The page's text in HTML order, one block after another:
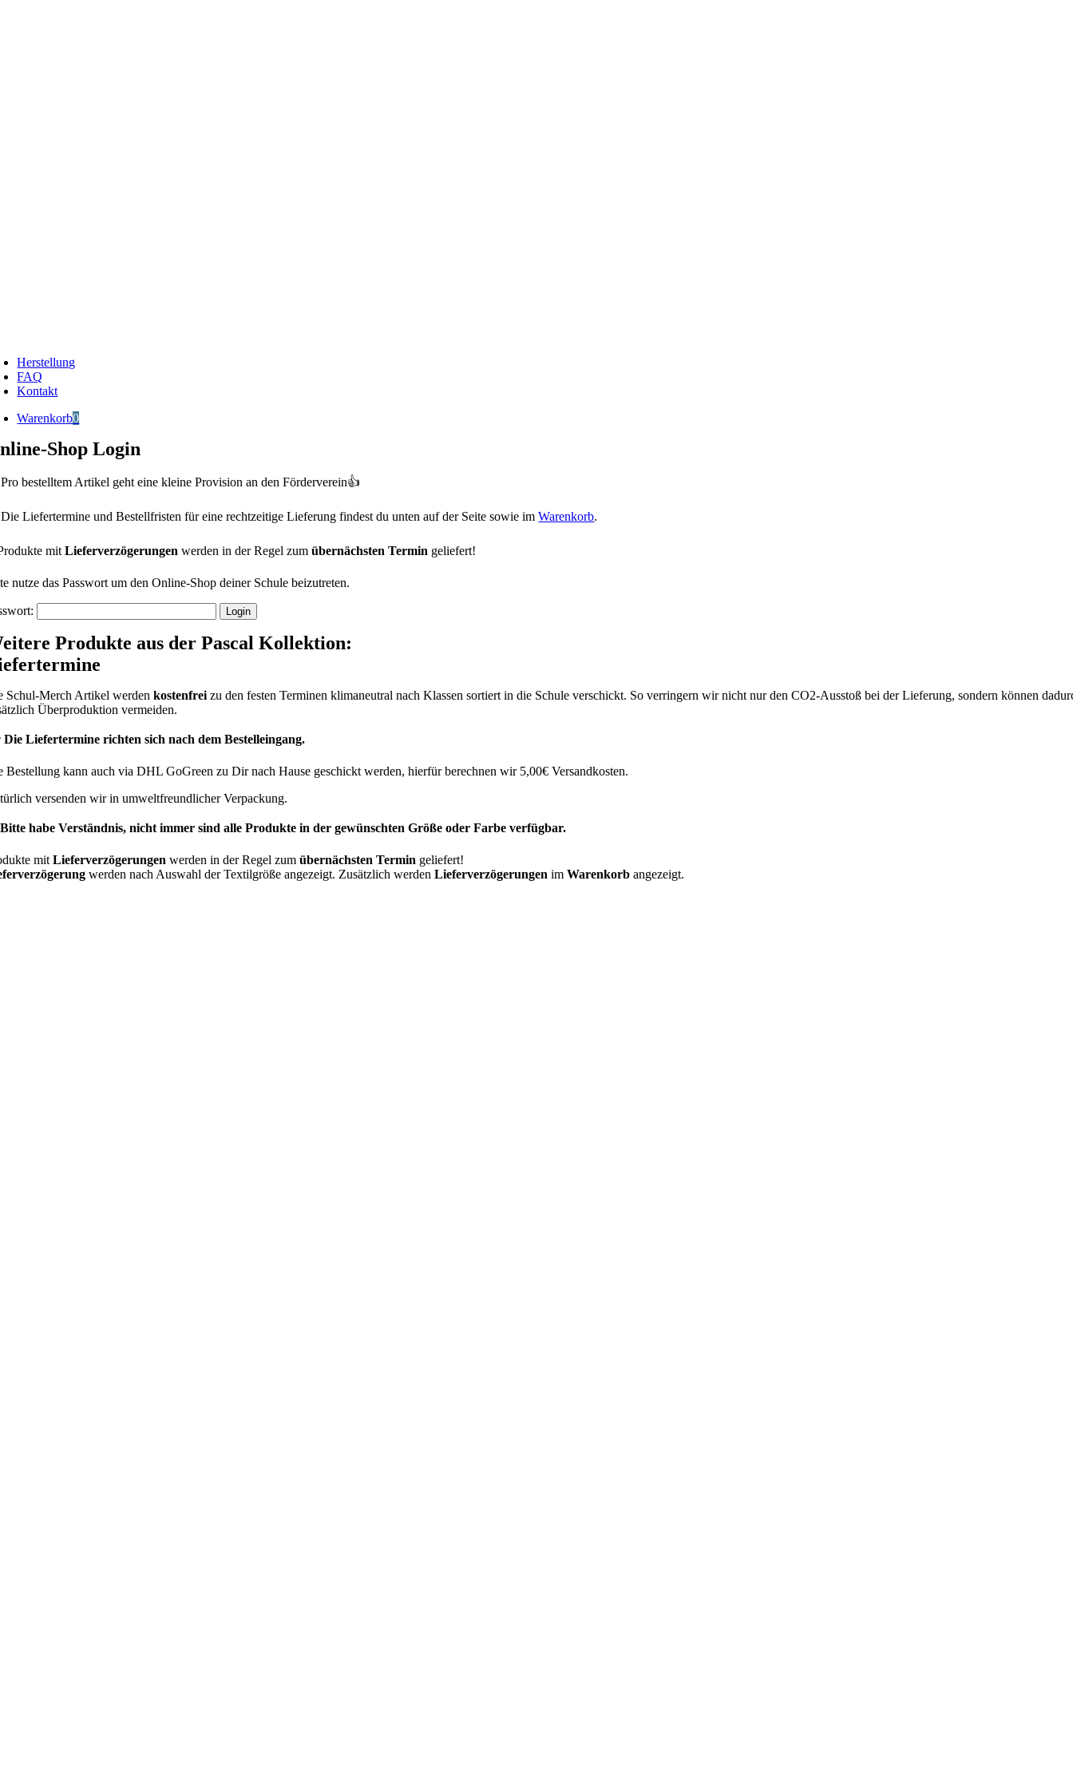
Herstellung
FAQ
Kontakt
Warenkorb0
Shop Login
bestelltem Artikel geht eine kleine Provision an den Förderverein👍
Liefertermine und Bestellfristen für eine rechtzeitige Lieferung findest du unten auf der Seite sowie imWarenkorb.
mitLieferverzögerungen werden in der Regel zumübernächsten Termin geliefert!
nutze das Passwort um den Online-Shop deiner Schule beizutreten.
Produkte aus der Pascal Kollektion:
Schul-Merch Artikel werdenkostenfrei zu den festen Terminen klimaneutral nach Klassen sortiert in die Schule verschickt. So verringern wir nicht nur den CO2-Ausstoß bei der Lieferung, sondern können
Überproduktion vermeiden.
Liefertermine richten sich nach dem Bestelleingang.
Bestellung kann auch via DHL GoGreen zu Dir nach Hause geschickt werden, hierfür berechnen wir 5,00€ Versandkosten.
versenden wir in umweltfreundlicher Verpackung.
habe Verständnis, nicht immer sind alle Produkte in der gewünschten Größe oder Farbe verfügbar.
mitLieferverzögerungen werden in der Regel zumübernächsten Termin geliefert!
werden nach Auswahl der Textilgröße angezeigt. Zusätzlich werdenLieferverzögerungen imWarenkorb angezeigt.